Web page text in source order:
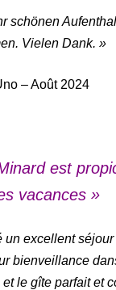
schönen
Vielen Dank. »
– Août 2024
est
vacances »
un excellent
bienveillance
le gîte parfait et